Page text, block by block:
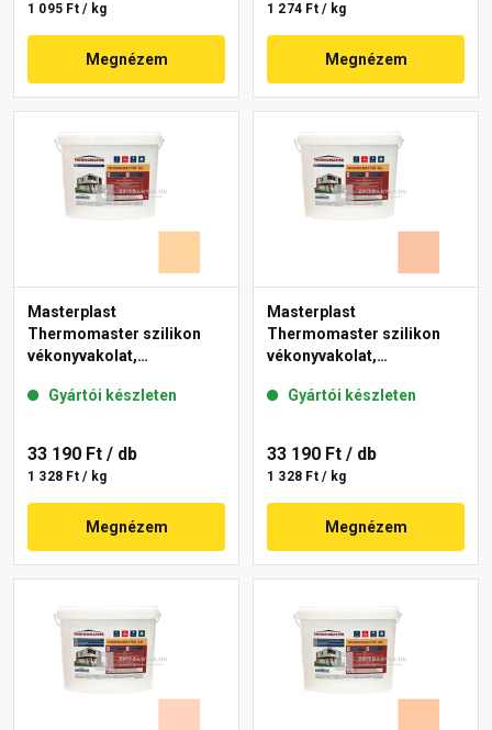
1 095 Ft / kg
Megnézem
1 274 Ft / kg
Megnézem
Masterplast
Thermomaster szilikon
vékonyvakolat,
06-E 25 kg
Gyártói készleten
33 190 Ft / db
1 328 Ft / kg
Megnézem
Masterplast
Thermomaster szilikon
vékonyvakolat,
11-D 25 kg
Gyártói készleten
33 190 Ft / db
1 328 Ft / kg
Megnézem